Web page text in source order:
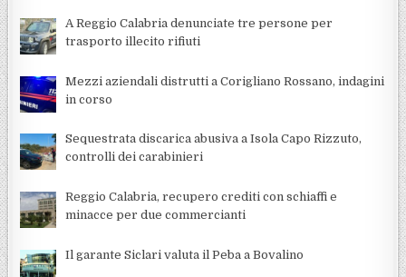
A Reggio Calabria denunciate tre persone per
trasporto illecito rifiuti
Mezzi aziendali distrutti a Corigliano Rossano, indagini
in corso
Sequestrata discarica abusiva a Isola Capo Rizzuto,
controlli dei carabinieri
Reggio Calabria, recupero crediti con schiaffi e
minacce per due commercianti
Il garante Siclari valuta il Peba a Bovalino